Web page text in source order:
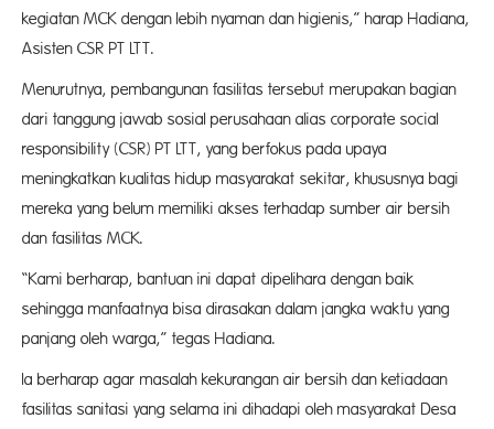
kegiatan MCK dengan lebih nyaman dan higienis,” harap Hadiana,
Asisten CSR PT LTT.
Menurutnya, pembangunan fasilitas tersebut merupakan bagian
dari tanggung jawab sosial perusahaan alias corporate social
responsibility (CSR) PT LTT, yang berfokus pada upaya
meningkatkan kualitas hidup masyarakat sekitar, khususnya bagi
mereka yang belum memiliki akses terhadap sumber air bersih
dan fasilitas MCK.
“Kami berharap, bantuan ini dapat dipelihara dengan baik
sehingga manfaatnya bisa dirasakan dalam jangka waktu yang
panjang oleh warga,” tegas Hadiana.
Ia berharap agar masalah kekurangan air bersih dan ketiadaan
fasilitas sanitasi yang selama ini dihadapi oleh masyarakat Desa